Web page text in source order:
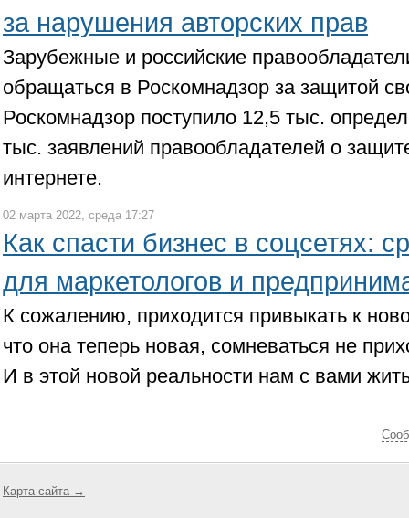
за нарушения авторских прав
Зарубежные и российские
обращаться в Роскомнадзор за защитой
Роскомнадзор поступило 12,5 тыс.
тыс. заявлений правообладателей о
интернете.
02 марта 2022, среда 17:27
Как спасти бизнес в соцсетях:
для маркетологов и
К сожалению, приходится привыкать к
что она теперь новая, сомневаться не
И в этой новой реальности нам с вами
Карта сайта →